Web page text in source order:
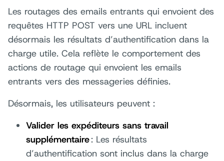
Les routages des emails entrants qui envoient des
requêtes HTTP POST vers une URL incluent
désormais les résultats d’authentification dans la
charge utile. Cela reflète le comportement des
actions de routage qui envoient les emails
entrants vers des messageries définies.
Désormais, les utilisateurs peuvent :
Valider les expéditeurs sans travail
supplémentaire: Les résultats
d’authentification sont inclus dans la charge